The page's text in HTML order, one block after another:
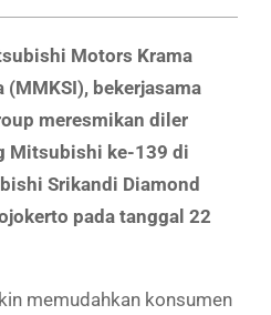
Motors Krama
(MMKSI), bekerjasama
meresmikan diler
Mitsubishi ke-139 di
Srikandi Diamond
pada tanggal 22
memudahkan konsumen